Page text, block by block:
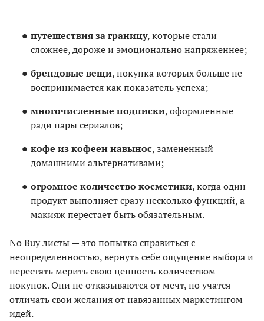
путешествия за границу, которые стали
сложнее, дороже и эмоционально напряженнее;
брендовые вещи, покупка которых больше не
воспринимается как показатель успеха;
многочисленные подписки, оформленные
ради пары сериалов;
кофе из кофеен навынос, замененный
домашними альтернативами;
огромное количество косметики, когда один
продукт выполняет сразу несколько функций, а
макияж перестает быть обязательным.
No Buy листы — это попытка справиться с
неопределенностью, вернуть себе ощущение выбора и
перестать мерить свою ценность количеством
покупок. Они не отказываются от мечт, но учатся
отличать свои желания от навязанных маркетингом
идей.